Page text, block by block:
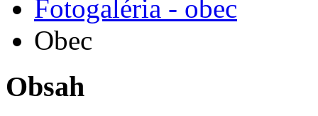
Fotogaléria - obec
Obec
Obsah